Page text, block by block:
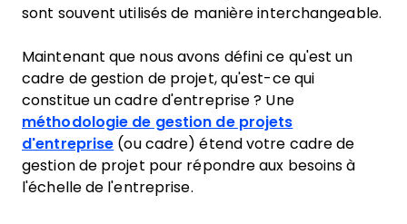
sont souvent utilisés de manière interchangeable.
Maintenant que nous avons défini ce qu'est un
cadre de gestion de projet, qu'est-ce qui
constitue un cadre d'entreprise ? Une
méthodologie de gestion de projets
d'entreprise (ou cadre) étend votre cadre de
gestion de projet pour répondre aux besoins à
l'échelle de l'entreprise.